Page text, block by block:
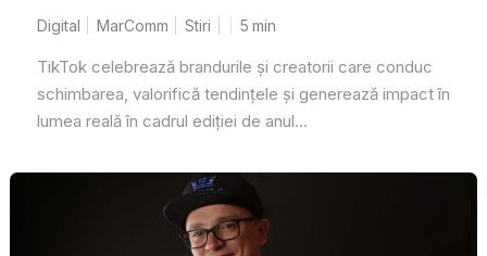
Digital MarComm Stiri 5 min
TikTok celebrează brandurile și creatorii care conduc
schimbarea, valorifică tendințele și generează impact în
lumea reală în cadrul ediției de anul...